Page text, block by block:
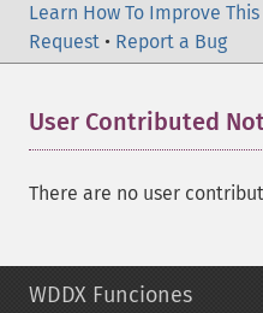
Learn How To Improve This
Request • Report a Bug
User Contributed
There are no user
WDDX Funciones